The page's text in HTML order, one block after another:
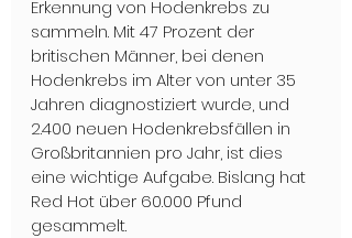
Erkennung von Hodenkrebs zu
sammeln. Mit 47 Prozent der
britischen Männer, bei denen
Hodenkrebs im Alter von unter 35
Jahren diagnostiziert wurde, und
2.400 neuen Hodenkrebsfällen in
Großbritannien pro Jahr, ist dies
eine wichtige Aufgabe. Bislang hat
Red Hot über 60.000 Pfund
gesammelt.